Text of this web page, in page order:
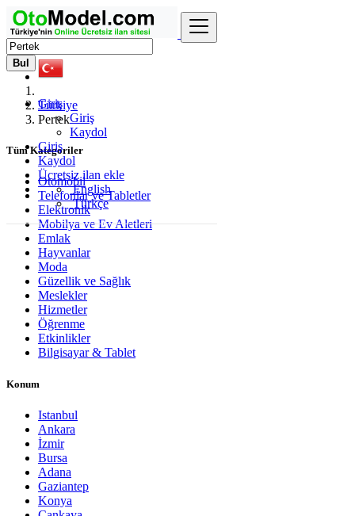
Giriş
Giriş
Kaydol
Giriş
Kaydol
Ücretsiz ilan ekle
English
Türkçe
Bul
Türkiye
Pertek
Tüm Kategoriler
Otomobil
Telefonlar ve Tabletler
Elektronik
Mobilya ve Ev Aletleri
Emlak
Hayvanlar
Moda
Güzellik ve Sağlık
Meslekler
Hizmetler
Öğrenme
Etkinlikler
Bilgisayar & Tablet
Konum
Istanbul
Ankara
İzmir
Bursa
Adana
Gaziantep
Konya